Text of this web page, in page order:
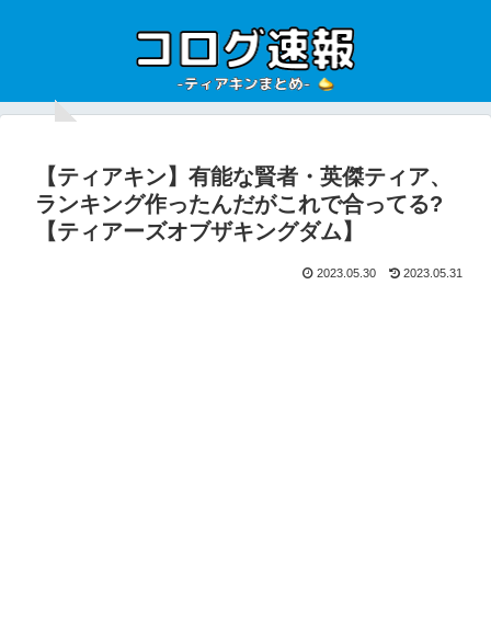
【ティアキン】有能な賢者・英傑ティア、
ランキング作ったんだがこれで合ってる?
【ティアーズオブザキングダム】
2023.05.30 2023.05.31